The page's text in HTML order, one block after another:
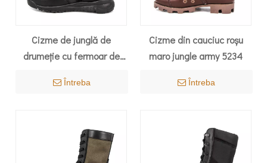
Cizme de junglă de
drumeție cu fermoar de
Întreba
Cizme din cauciuc roșu
maro jungle army 5234
Întreba